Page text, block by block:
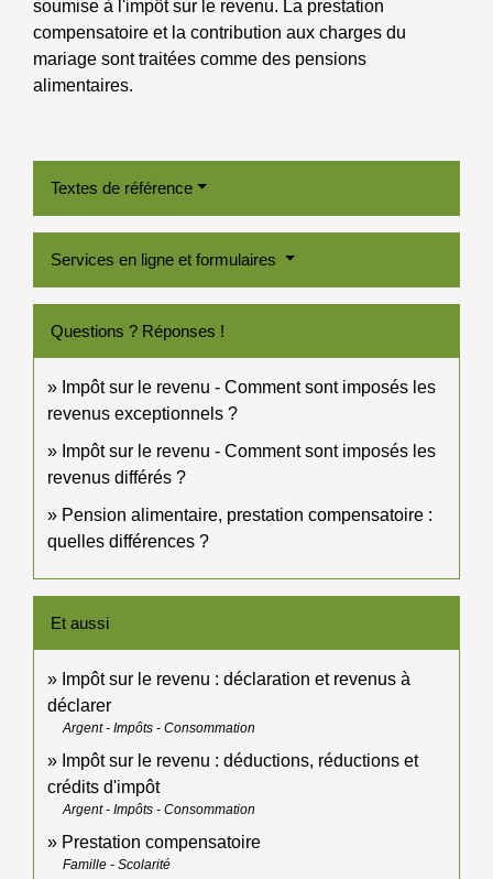
soumise à l'impôt sur le revenu. La prestation
compensatoire et la contribution aux charges du
mariage sont traitées comme des pensions
alimentaires.
Textes de référence
Services en ligne et formulaires
Questions ? Réponses !
Impôt sur le revenu - Comment sont imposés les
revenus exceptionnels ?
Impôt sur le revenu - Comment sont imposés les
revenus différés ?
Pension alimentaire, prestation compensatoire :
quelles différences ?
Et aussi
Impôt sur le revenu : déclaration et revenus à
déclarer
Argent - Impôts - Consommation
Impôt sur le revenu : déductions, réductions et
crédits d'impôt
Argent - Impôts - Consommation
Prestation compensatoire
Famille - Scolarité